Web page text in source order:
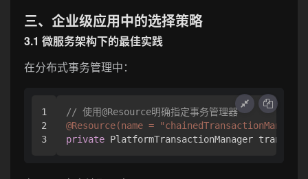
三、企业级应用中的选择策略
3.1 微服务架构下的最佳实践
在分布式事务管理中：
1
2
// 使用@Resource明确指定事务管理器
@Resource(name =
private